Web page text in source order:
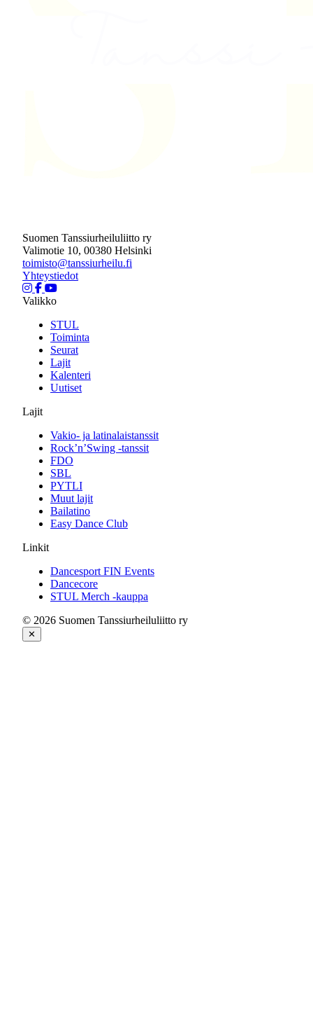
Suomen Tanssiurheiluliitto ry
Valimotie 10, 00380 Helsinki
toimisto@tanssiurheilu.fi
Yhteystiedot
Valikko
STUL
Toiminta
Seurat
Lajit
Kalenteri
Uutiset
Lajit
Vakio- ja latinalaistanssit
Rock’n’Swing -tanssit
FDO
SBL
PYTLI
Muut lajit
Bailatino
Easy Dance Club
Linkit
Dancesport FIN Events
Dancecore
STUL Merch -kauppa
© 2026 Suomen Tanssiurheiluliitto ry
✕